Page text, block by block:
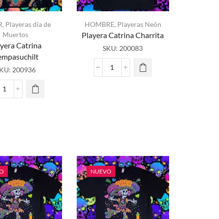
, Playeras día de
Muertos
Catrina
200936
Playera
HOMBRE, Playeras Neón
Playera Catrina Charrita
SKU: 200083
Playera
NUEVO